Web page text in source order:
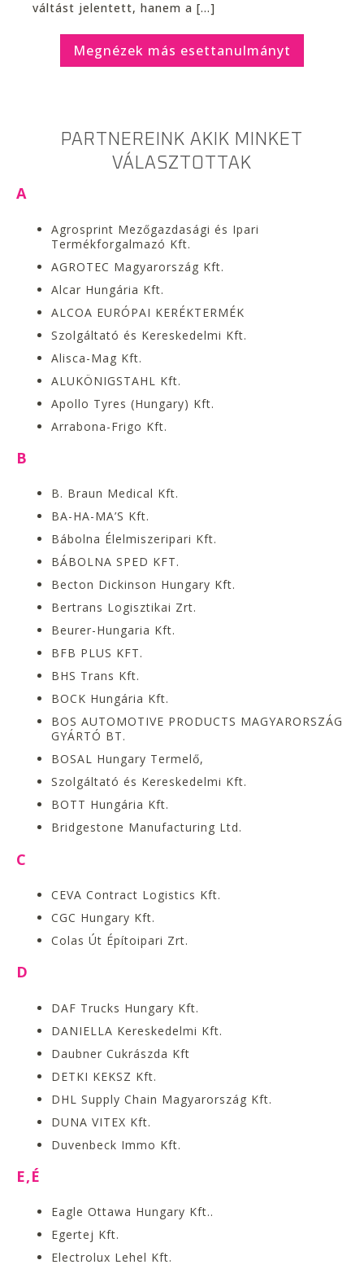
váltást jelentett, hanem a [...]
Megnézek más esettanulmányt
PARTNEREINK AKIK MINKET
VÁLASZTOTTAK
A
Agrosprint Mezőgazdasági és Ipari
Termékforgalmazó Kft.
AGROTEC Magyarország Kft.
Alcar Hungária Kft.
ALCOA EURÓPAI KERÉKTERMÉK
Szolgáltató és Kereskedelmi Kft.
Alisca-Mag Kft.
ALUKÖNIGSTAHL Kft.
Apollo Tyres (Hungary) Kft.
Arrabona-Frigo Kft.
B
B. Braun Medical Kft.
BA-HA-MA’S Kft.
Bábolna Élelmiszeripari Kft.
BÁBOLNA SPED KFT.
Becton Dickinson Hungary Kft.
Bertrans Logisztikai Zrt.
Beurer-Hungaria Kft.
BFB PLUS KFT.
BHS Trans Kft.
BOCK Hungária Kft.
BOS AUTOMOTIVE PRODUCTS MAGYARORSZÁG
GYÁRTÓ BT.
BOSAL Hungary Termelő,
Szolgáltató és Kereskedelmi Kft.
BOTT Hungária Kft.
Bridgestone Manufacturing Ltd.
C
CEVA Contract Logistics Kft.
CGC Hungary Kft.
Colas Út Építoipari Zrt.
D
DAF Trucks Hungary Kft.
DANIELLA Kereskedelmi Kft.
Daubner Cukrászda Kft
DETKI KEKSZ Kft.
DHL Supply Chain Magyarország Kft.
DUNA VITEX Kft.
Duvenbeck Immo Kft.
E,É
Eagle Ottawa Hungary Kft..
Egertej Kft.
Electrolux Lehel Kft.